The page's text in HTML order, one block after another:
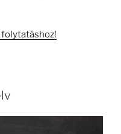
folytatáshoz!